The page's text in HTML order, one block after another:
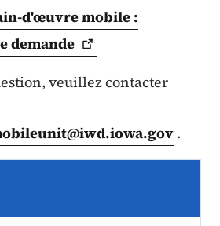
d'œuvre mobile :
demande
veuillez contacter
.